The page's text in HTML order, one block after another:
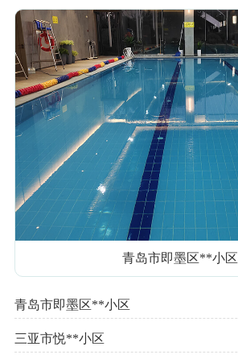
青岛市即墨区**小区
青岛市即墨区**小区
三亚市悦**小区